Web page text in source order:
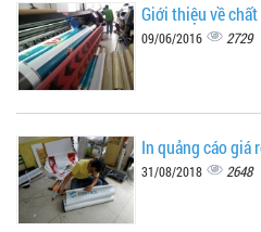
Giới thiệu về
09/06/2016 2729
In quảng cáo giá
31/08/2018 2648